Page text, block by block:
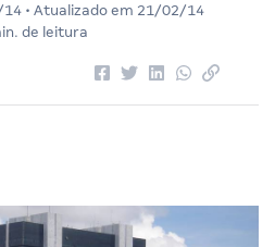
14 • Atualizado em 21/02/14
de leitura